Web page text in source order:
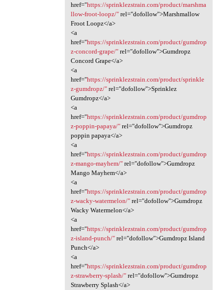
href="https://sprinklezstrain.com/product/marshma
llow-froot-loopz/"rel="dofollow">Marshmallow
Froot Loopz</a>
<a
href="https://sprinklezstrain.com/product/gumdrop
z-concord-grape/"rel="dofollow">Gumdropz
Concord Grape</a>
<a
href="https://sprinklezstrain.com/product/sprinkle
z-gumdropz/"rel="dofollow">Sprinklez
Gumdropz</a>
<a
href="https://sprinklezstrain.com/product/gumdrop
z-poppin-papaya/"rel="dofollow">Gumdropz
poppin papaya</a>
<a
href="https://sprinklezstrain.com/product/gumdrop
z-mango-mayhem/"rel="dofollow">Gumdropz
Mango Mayhem</a>
<a
href="https://sprinklezstrain.com/product/gumdrop
z-wacky-watermelon/"rel="dofollow">Gumdropz
Wacky Watermelon</a>
<a
href="https://sprinklezstrain.com/product/gumdrop
z-island-punch/"rel="dofollow">Gumdropz Island
Punch</a>
<a
href="https://sprinklezstrain.com/product/gumdrop
z-strawberry-splash/"rel="dofollow">Gumdropz
Strawberry Splash</a>